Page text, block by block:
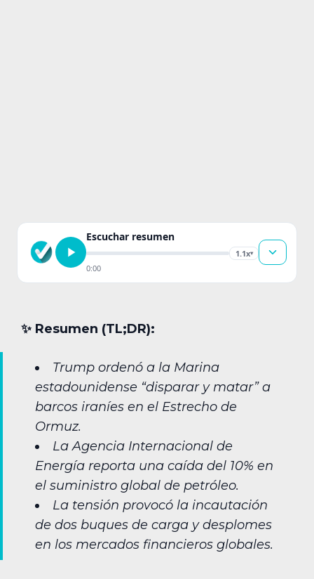
Escuchar resumen
1.1x▾
0:00
✨︎ Resumen (TL;DR):
Trump ordenó a la Marina
estadounidense “disparar y matar” a
barcos iraníes en el Estrecho de
Ormuz.
La Agencia Internacional de
Energía reporta una caída del 10% en
el suministro global de petróleo.
La tensión provocó la incautación
de dos buques de carga y desplomes
en los mercados financieros globales.